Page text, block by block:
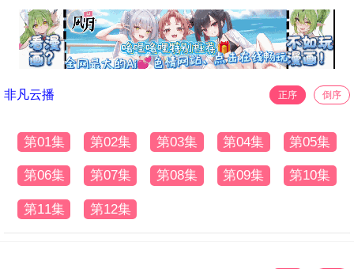
非凡云播 正序 倒序
第01集 第02集 第03集 第04集 第05集
第06集 第07集 第08集 第09集 第10集
第11集 第12集